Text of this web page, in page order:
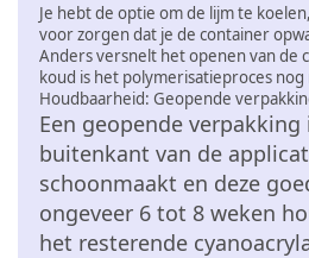
Je hebt de optie om de lijm te
voor zorgen dat je de container
Anders versnelt het openen van de
koud is het polymerisatieproces nog
Houdbaarheid: Geopende
Een geopende
buitenkant van de
schoonmaakt en deze
ongeveer 6 tot 8 weken
het resterende